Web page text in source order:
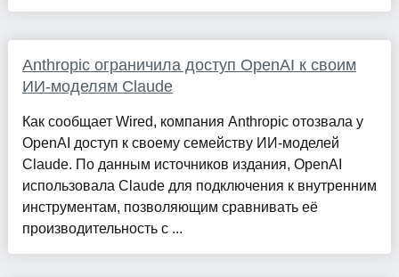
Anthropic ограничила доступ OpenAI к своим
ИИ-моделям Claude
Как сообщает Wired, компания Anthropic отозвала у
OpenAI доступ к своему семейству ИИ-моделей
Claude. По данным источников издания, OpenAI
использовала Claude для подключения к внутренним
инструментам, позволяющим сравнивать её
производительность с ...